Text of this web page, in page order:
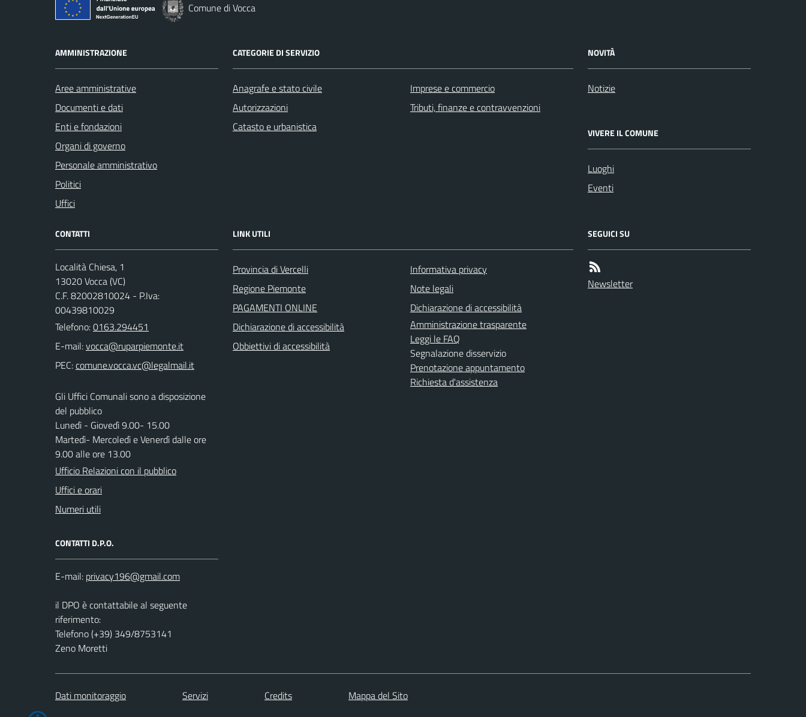
Comune di Vocca
AMMINISTRAZIONE
Aree amministrative
Documenti e dati
Enti e fondazioni
Organi di governo
Personale amministrativo
Politici
Uffici
CATEGORIE DI SERVIZIO
Anagrafe e stato civile
Autorizzazioni
Catasto e urbanistica
Imprese e commercio
Tributi, finanze e contravvenzioni
NOVITÀ
Notizie
VIVERE IL COMUNE
Luoghi
Eventi
CONTATTI
Località Chiesa, 1
13020 Vocca (VC)
C.F. 82002810024 - P.Iva:
00439810029
Telefono:0163.294451
E-mail:
PEC:
Gli Uffici Comunali sono a disposizione
del pubblico
Lunedì - Giovedì 9.00- 15.00
Martedì- Mercoledì e Venerdì dalle ore
9.00 alle ore 13.00
Ufficio Relazioni con il pubblico
Uffici e orari
Numeri utili
CONTATTI D.P.O.
E-mail:
il DPO è contattabile al seguente
riferimento:
Telefono (+39) 349/8753141
Zeno Moretti
LINK UTILI
Provincia di Vercelli
Regione Piemonte
PAGAMENTI ONLINE
Dichiarazione di accessibilità
Obbiettivi di accessibilità
Informativa privacy
Note legali
Dichiarazione di accessibilità
Amministrazione trasparente
Leggi le FAQ
Segnalazione disservizio
Prenotazione appuntamento
Richiesta d'assistenza
SEGUICI SU
Newsletter
Dati monitoraggio Servizi Credits Mappa del Sito